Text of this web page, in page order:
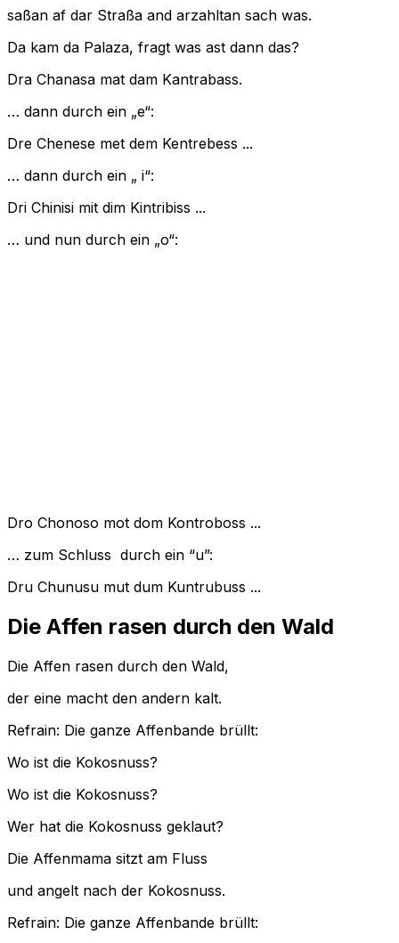
saßan af dar Straßa and arzahltan sach was.
Da kam da Palaza, fragt was ast dann das?
Dra Chanasa mat dam Kantrabass.
… dann durch ein „e“:
Dre Chenese met dem Kentrebess ...
… dann durch ein „ i“:
Dri Chinisi mit dim Kintribiss ...
… und nun durch ein „o“:
Dro Chonoso mot dom Kontroboss ...
… zum Schluss durch ein “u”:
Dru Chunusu mut dum Kuntrubuss ...
Die Affen rasen durch den Wald
Die Affen rasen durch den Wald,
der eine macht den andern kalt.
Refrain: Die ganze Affenbande brüllt:
Wo ist die Kokosnuss?
Wo ist die Kokosnuss?
Wer hat die Kokosnuss geklaut?
Die Affenmama sitzt am Fluss
und angelt nach der Kokosnuss.
Refrain: Die ganze Affenbande brüllt: